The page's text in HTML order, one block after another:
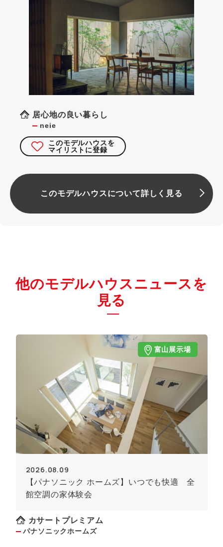
居心地の良い暮らし
neie
このモデルハウスを
マイリストに登録
このモデルハウスについて詳しく見る
他のモデルハウスニュースを
見る
富山展示場
2026.08.09
【パナソニック ホームズ】いつでも快適 全
館空調の家体験会
カサートプレミアム
パナソニックホームズ